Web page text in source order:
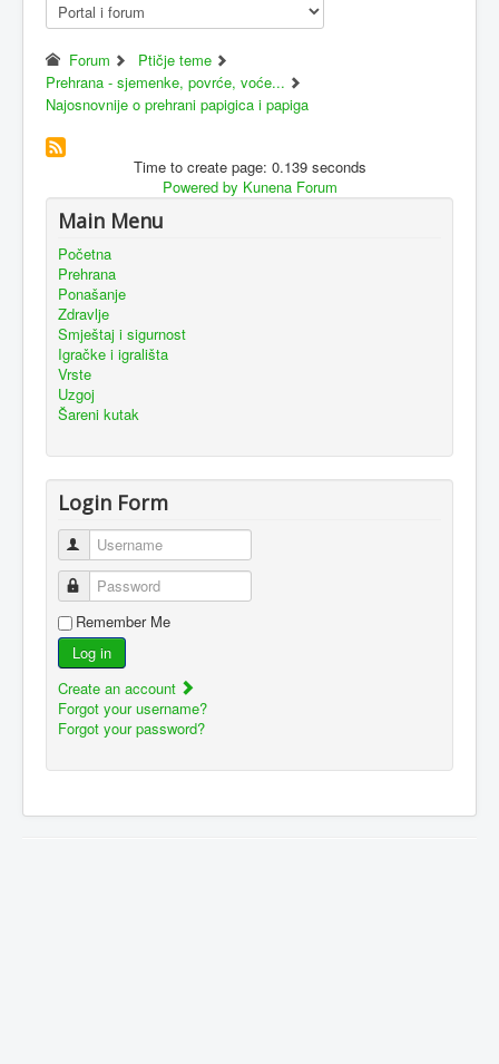
Forum
Ptičje teme
Prehrana - sjemenke, povrće, voće...
Najosnovnije o prehrani papigica i papiga
Time to create page: 0.139 seconds
Powered by Kunena Forum
Main Menu
Početna
Prehrana
Ponašanje
Zdravlje
Smještaj i sigurnost
Igračke i igrališta
Vrste
Uzgoj
Šareni kutak
Login Form
Username
Password
Remember Me
Log in
Create an account
Forgot your username?
Forgot your password?